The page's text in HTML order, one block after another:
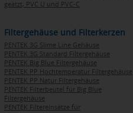
geätzt, PVC U und PVC-C
Filtergehäuse und Filterkerzen
PENTEK 3G Slime Line Gehäuse
PENTEK 3G Standard Filtergehäuse
PENTEK Big Blue Filtergehäuse
PENTEK PP Hochtemperatur Filtergehäuse
PENTEK PP Natur Filtergehäuse
PENTEK Filterbeutel für Big Blue
Filtergehäuse
PENTEK Filtereinsätze für